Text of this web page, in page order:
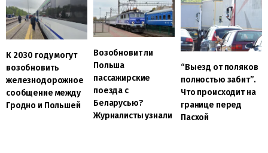
К 2030 году могут
возобновить
железнодорожное
сообщение между
Гродно и Польшей
Возобновит ли
Польша
пассажирские
поезда с
Беларусью?
Журналисты узнали
“Выезд от поляков
полностью забит”.
Что происходит на
границе перед
Пасхой